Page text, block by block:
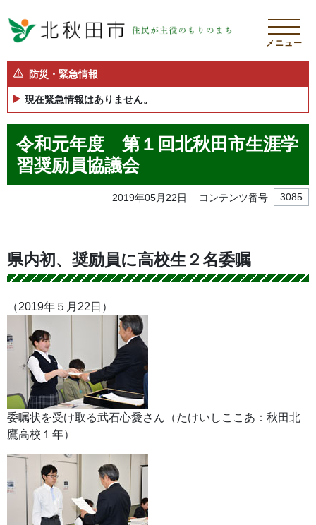
メニュー
防災・緊急情報
現在緊急情報はありません。
令和元年度 第１回北秋田市生涯学
習奨励員協議会
2019年05月22日 コンテンツ番号 3085
県内初、奨励員に高校生２名委嘱
（2019年５月22日）
委嘱状を受け取る武石心愛さん（たけいしここあ：秋田北
鷹高校１年）